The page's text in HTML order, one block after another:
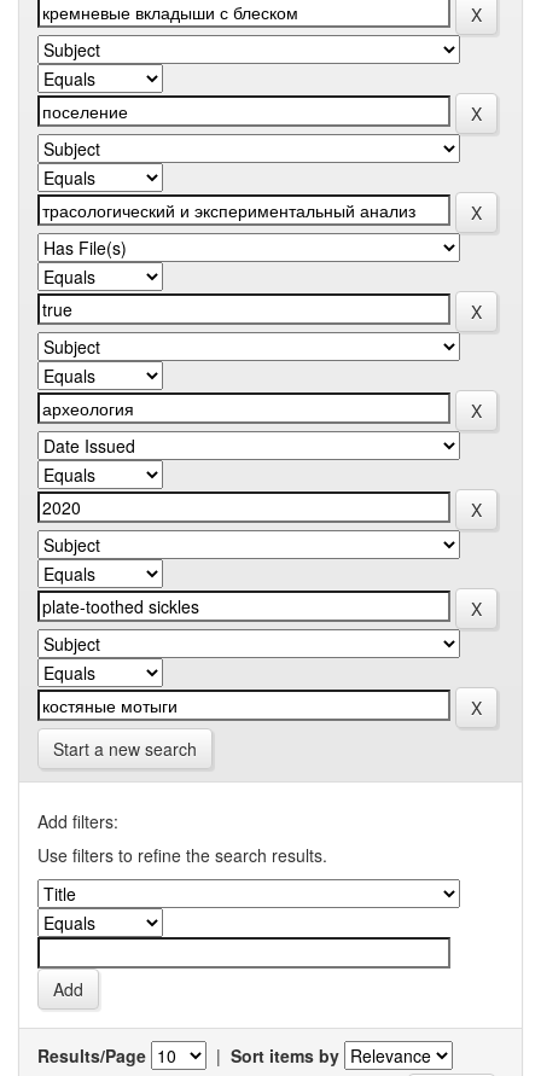
Start a new search
Add filters:
Use filters to refine the search results.
Results/Page | Sort items by